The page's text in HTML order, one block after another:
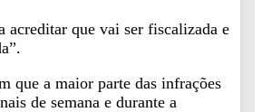
acreditar que vai ser fiscalizada e
que a maior parte das infrações
de semana e durante a